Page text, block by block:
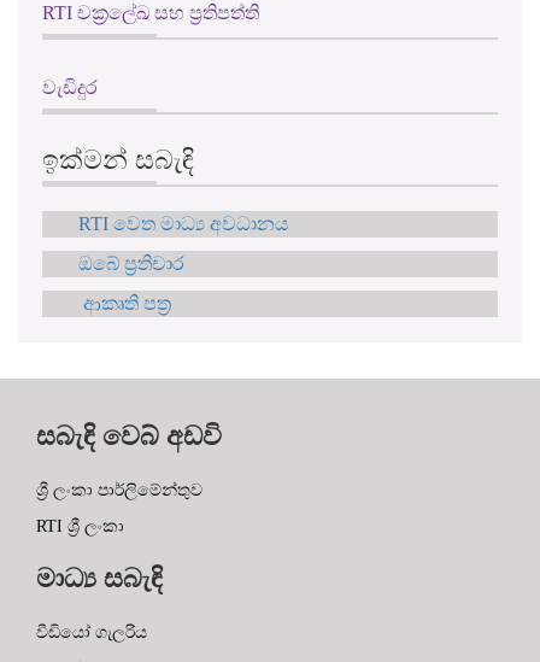
RTI චක්‍රලේඛ සහ ප්‍රතිපත්ති
වැඩිදුර
ඉක්මන් සබැඳි
RTI වෙත මාධ්‍ය අවධානය
ඔබේ ප්‍රතිචාර
ආකෘති පත්‍ර
සබැඳි වෙබ් අඩවි
ශ්‍රී ලංකා පාර්ලිමේන්තුව
RTI ශ්‍රී ලංකා
මාධ්‍ය සබැඳි
වීඩියෝ ගැලරිය